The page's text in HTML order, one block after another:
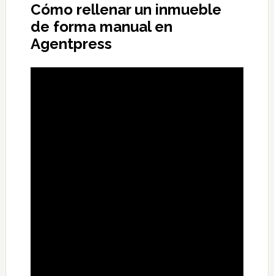
Cómo rellenar un inmueble
de forma manual en
Agentpress